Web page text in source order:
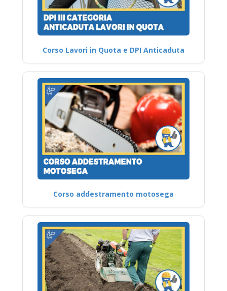
Corso Lavori in Quota e DPI Anticaduta
Corso addestramento motosega